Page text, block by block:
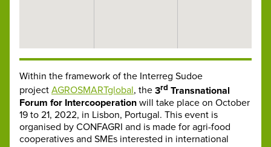
Within the framework of the Interreg Sudoe
project AGROSMARTglobal, the 3rd Transnational
Forum for Intercooperation will take place on October
19 to 21, 2022, in Lisbon, Portugal. This event is
organised by CONFAGRI and is made for agri-food
cooperatives and SMEs interested in international